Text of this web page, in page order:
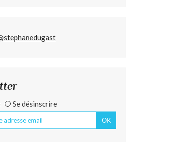
Se désinscrire